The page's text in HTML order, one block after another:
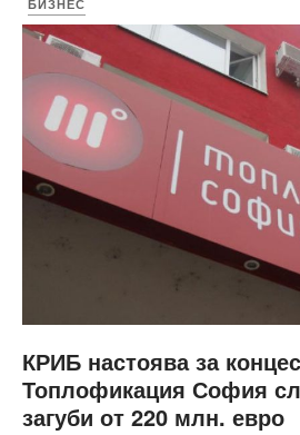
БИЗНЕС
КРИБ настоява за
Топлофикация София
загуби от 220 млн. евро